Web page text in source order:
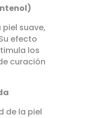
suave,
efecto
los
curación
de la piel